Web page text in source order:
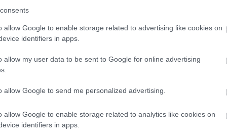
allow Google to enable storage related to advertising like cookies on
identifiers in apps.
allow my user data to be sent to Google for online advertising
allow Google to send me personalized advertising.
allow Google to enable storage related to analytics like cookies on
identifiers in apps.
új darab esetében volt egy kézzelfogható
elég banálisan hangzik. Engem viszont
ez a férfi hogyan lenne képes rezonálni
nem tudni, hogy Ádám és Éva isten
éppenhogy közelebb kerültem magamhoz a
elmélyülni, amelyek már nagyon hosszú ideje
őket magamon. Az InTimE esetében is megvolt
majd a próbák során, - ahogy az sokszor
alapmotívum átértelmeződött, és valami új